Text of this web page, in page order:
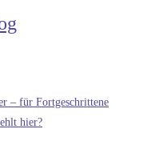
– für Fortgeschrittene
hier?